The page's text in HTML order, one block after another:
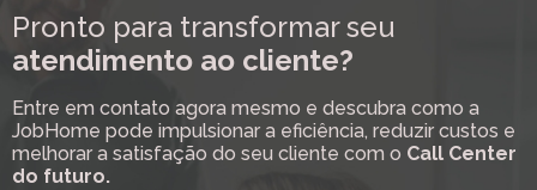
Pronto para transformar seu
atendimento ao cliente?
Entre em contato agora mesmo e descubra como a
JobHome pode impulsionar a eficiência, reduzir custos e
melhorar a satisfação do seu cliente com o Call Center
do futuro.